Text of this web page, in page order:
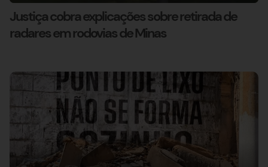
Justiça cobra explicações sobre retirada de
radares em rodovias de Minas